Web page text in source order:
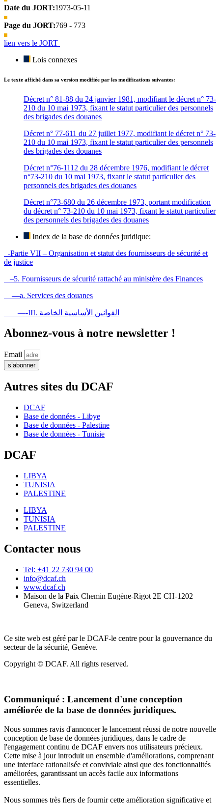
Date du JORT:1973-05-11
Page du JORT:769 - 773
lien vers le JORT
Lois connexes
Le texte affiché dans sa version modifiée par les modifications suivantes:
Décret n° 81-88 du 24 janvier 1981, modifiant le décret n° 73-
210 du 10 mai 1973, fixant le statut particulier des personnels
des brigades des douanes
Décret n° 77-611 du 27 juillet 1977, modifiant le décret n° 73-
210 du 10 mai 1973, fixant le statut particulier des personnels
des brigades des douanes
Décret n°76-1112 du 28 décembre 1976, modifiant le décret
n°73-210 du 10 mai 1973, fixant le statut particulier des
personnels des brigades des douanes
Décret n°73-680 du 26 décembre 1973, portant modification
du décret n° 73-210 du 10 mai 1973, fixant le statut particulier
des personnels des brigades des douanes
Index de la base de données juridique:
-Partie VII – Organisation et statut des fournisseurs de sécurité et
de justice
–5. Fournisseurs de sécurité rattaché au ministère des Finances
—a. Services des douanes
—-III. القوانين الأساسية الخاصة
Abonnez-vous à notre newsletter !
Email
s’abonner
Autres sites du DCAF
DCAF
Base de données - Libye
Base de données - Palestine
Base de données - Tunisie
DCAF
LIBYA
TUNISIA
PALESTINE
LIBYA
TUNISIA
PALESTINE
Contacter nous
Tel: +41 22 730 94 00
info@dcaf.ch
www.dcaf.ch
Maison de la Paix Chemin Eugène-Rigot 2E CH-1202
Geneva, Switzerland
Ce site web est géré par le DCAF-le centre pour la gouvernance du
secteur de la sécurité, Genève.
Copyright © DCAF. All rights reserved.
Communiqué : Lancement d'une conception
améliorée de la base de données juridiques.
Nous sommes ravis d'annoncer le lancement réussi de notre nouvelle
conception de base de données juridiques, dans le cadre de
l'engagement continu de DCAF envers nos utilisateurs précieux.
Cette mise à jour introduit un ensemble d'améliorations, comprenant
une interface rationalisée et conviviale ainsi que des fonctionnalités
améliorées, garantissant un accès facile aux informations
essentielles.
Nous sommes très fiers de fournir cette amélioration significative et